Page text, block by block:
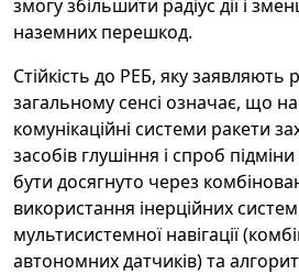
змогу збільшити радіус дії і
наземних перешкод.
Стійкість до РЕБ, яку заявляють
загальному сенсі означає, що
комунікаційні системи ракети
засобів глушіння і спроб
бути досягнуто через
використання інерційних
мультисистемної навігації
автономних датчиків) та